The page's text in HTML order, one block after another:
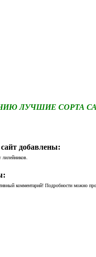
ЛУЧШИЕ СОРТА
добавлены:
комментарий! Подробности можно